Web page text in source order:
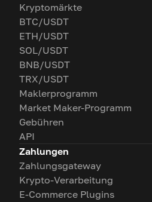
Kryptomärkte
BTC/USDT
ETH/USDT
SOL/USDT
BNB/USDT
TRX/USDT
Maklerprogramm
Market Maker-Programm
Gebühren
API
Zahlungen
Zahlungsgateway
Krypto-Verarbeitung
E-Commerce Plugins